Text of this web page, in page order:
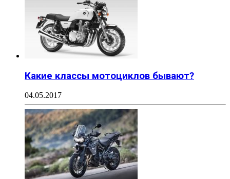
Какие классы мотоциклов бывают?
04.05.2017